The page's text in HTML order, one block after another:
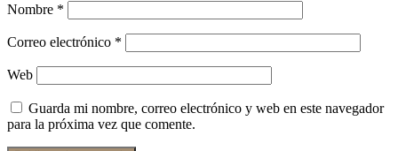
Nombre *
Correo electrónico *
Web
Guarda mi nombre, correo electrónico y web en este navegador
para la próxima vez que comente.